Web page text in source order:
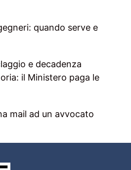
quando serve e
e decadenza
il Ministero paga le
mail ad un avvocato